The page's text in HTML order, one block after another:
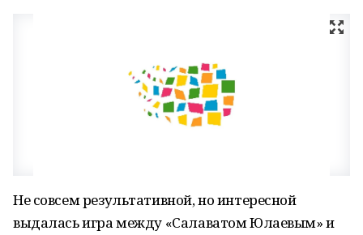
Не совсем результативной, но интересной
выдалась игра между «Салаватом Юлаевым» и